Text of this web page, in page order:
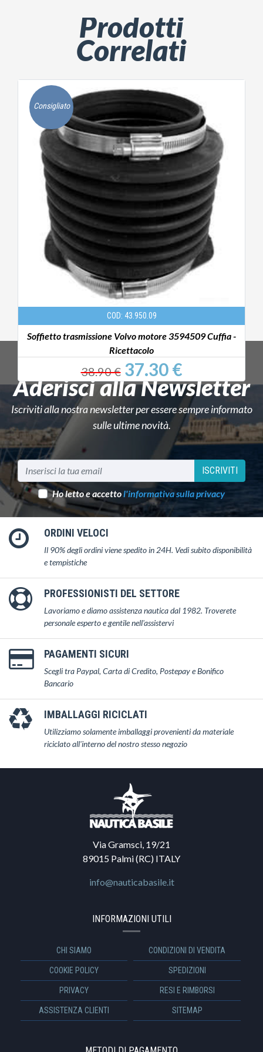
Prodotti
Correlati
Consigliato
COD: 43.950.09
Soffietto trasmissione Volvo motore 3594509 Cuffia -
Ricettacolo
38.90 €37.30 €
Aderisci alla Newsletter
Iscriviti alla nostra newsletter per essere sempre informato
sulle ultime novità.
ISCRIVITI
Ho letto e accettol'informativa sulla privacy
ORDINI VELOCI
Il 90% degli ordini viene spedito in 24H. Vedi subito disponibilità
e tempistiche
PROFESSIONISTI DEL SETTORE
Lavoriamo e diamo assistenza nautica dal 1982. Troverete
personale esperto e gentile nell'assistervi
PAGAMENTI SICURI
Scegli tra Paypal, Carta di Credito, Postepay e Bonifico
Bancario
IMBALLAGGI RICICLATI
Utilizziamo solamente imballaggi provenienti da materiale
riciclato all'interno del nostro stesso negozio
Via Gramsci, 19/21
89015 Palmi (RC) ITALY
info@nauticabasile.it
INFORMAZIONI UTILI
CHI SIAMO CONDIZIONI DI VENDITA
COOKIE POLICY SPEDIZIONI
PRIVACY RESI E RIMBORSI
ASSISTENZA CLIENTI SITEMAP